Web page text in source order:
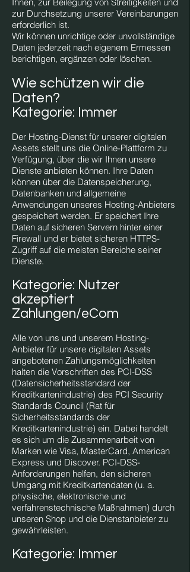
zur Durchsetzung unserer Vereinbarungen
erforderlich ist.
Wir können unrichtige oder unvollständige
Daten jederzeit nach eigenem Ermessen
berichtigen, ergänzen oder löschen.
Wie schützen wir die
Daten?
Kategorie: Immer
Der Hosting-Dienst für unserer digitalen
Assets stellt uns die Online-Plattform zu
Verfügung, über die wir Ihnen unsere
Dienste anbieten können. Ihre Daten
können über die Datenspeicherung,
Datenbanken und allgemeine
Anwendungen unseres Hosting-Anbieters
gespeichert werden. Er speichert Ihre
Daten auf sicheren Servern hinter einer
Firewall und er bietet sicheren HTTPS-
Zugriff auf die meisten Bereiche seiner
Dienste.
Kategorie: Nutzer
akzeptiert
Zahlungen/eCom
Alle von uns und unserem Hosting-
Anbieter für unsere digitalen Assets
angebotenen Zahlungsmöglichkeiten
halten die Vorschriften des PCI-DSS
(Datensicherheitsstandard der
Kreditkartenindustrie) des PCI Security
Standards Council (Rat für
Sicherheitsstandards der
Kreditkartenindustrie) ein. Dabei handelt
es sich um die Zusammenarbeit von
Marken wie Visa, MasterCard, American
Express und Discover. PCI-DSS-
Anforderungen helfen, den sicheren
Umgang mit Kreditkartendaten (u. a.
physische, elektronische und
verfahrenstechnische Maßnahmen) durch
unseren Shop und die Dienstanbieter zu
gewährleisten.
Kategorie: Immer